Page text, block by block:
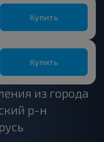
Купить
Купить
из города
р-н